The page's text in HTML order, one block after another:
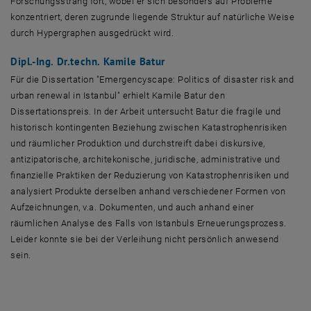
konzentriert, deren zugrunde liegende Struktur auf natürliche Weise
durch Hypergraphen ausgedrückt wird.
Dipl.-Ing. Dr.techn. Kamile Batur
Für die Dissertation "Emergencyscape: Politics of disaster risk and
urban renewal in Istanbul " erhielt Kamile Batur den
Dissertationspreis. In der Arbeit untersucht Batur die fragile und
historisch kontingenten Beziehung zwischen Katastrophenrisiken
und räumlicher Produktion und durchstreift dabei diskursive,
antizipatorische, architekonische, juridische, administrative und
finanzielle Praktiken der Reduzierung von Katastrophenrisiken und
analysiert Produkte derselben anhand verschiedener Formen von
Aufzeichnungen, v.a. Dokumenten, und auch anhand einer
räumlichen Analyse des Falls von Istanbuls Erneuerungsprozess.
Leider konnte sie bei der Verleihung nicht persönlich anwesend
sein.